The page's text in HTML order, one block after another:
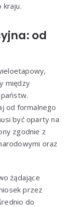
kraju.
od
między
od formalnego
być oparty na
zgodnie z
oraz
żądające
przez
do